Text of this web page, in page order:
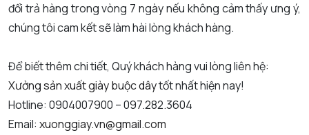
đổi trả hàng trong vòng 7 ngày nếu không cảm thấy ưng ý,
chúng tôi cam kết sẽ làm hài lòng khách hàng.
Để biết thêm chi tiết, Quý khách hàng vui lòng liên hệ:
Xưởng sản xuất giày buộc dâytốt nhất hiện nay!
Hotline: 0904007900 – 097.282.3604
Email: xuonggiay.vn@gmail.com